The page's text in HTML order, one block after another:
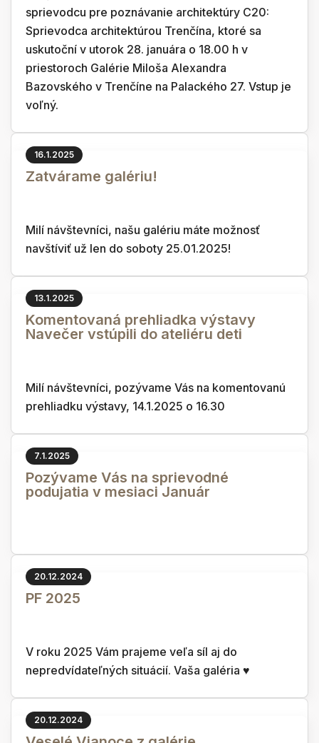
sprievodcu pre poznávanie architektúry C20:
Sprievodca architektúrou Trenčína, ktoré sa
uskutoční v utorok 28. januára o 18.00 h v
priestoroch Galérie Miloša Alexandra
Bazovského v Trenčíne na Palackého 27. Vstup je
voľný.
16.1.2025
Zatvárame galériu!
Milí návštevníci, našu galériu máte možnosť
navštíviť už len do soboty 25.01.2025!
13.1.2025
Komentovaná prehliadka výstavy
Navečer vstúpili do ateliéru deti
Milí návštevníci, pozývame Vás na komentovanú
prehliadku výstavy, 14.1.2025 o 16.30
7.1.2025
Pozývame Vás na sprievodné
podujatia v mesiaci Január
20.12.2024
PF 2025
V roku 2025 Vám prajeme veľa síl aj do
nepredvídateľných situácií. Vaša galéria ♥
20.12.2024